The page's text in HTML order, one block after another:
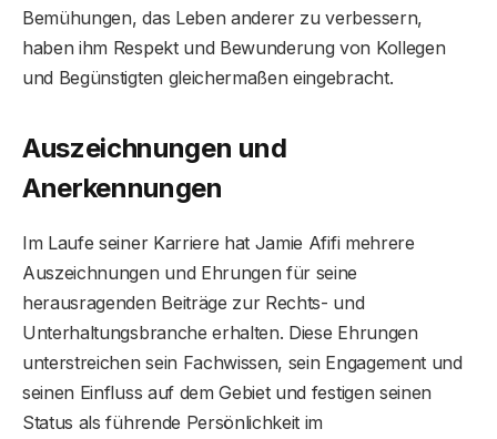
Bemühungen, das Leben anderer zu verbessern,
haben ihm Respekt und Bewunderung von Kollegen
und Begünstigten gleichermaßen eingebracht.
Auszeichnungen und
Anerkennungen
Im Laufe seiner Karriere hat Jamie Afifi mehrere
Auszeichnungen und Ehrungen für seine
herausragenden Beiträge zur Rechts- und
Unterhaltungsbranche erhalten. Diese Ehrungen
unterstreichen sein Fachwissen, sein Engagement und
seinen Einfluss auf dem Gebiet und festigen seinen
Status als führende Persönlichkeit im